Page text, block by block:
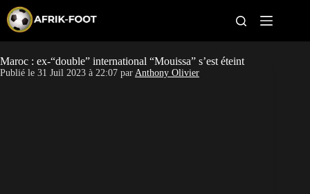
p
t
o
c
CAN féminine
Maroc : ex-“double” international “Mouissa” s’est éteint
Publié le 31 Juil 2023 à 22:07 par Anthony Olivier